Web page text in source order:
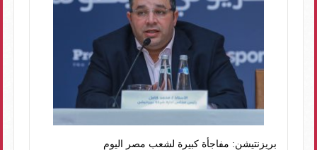
بريزنتيشن: مفاجأة كبيرة لشعب مصر اليوم